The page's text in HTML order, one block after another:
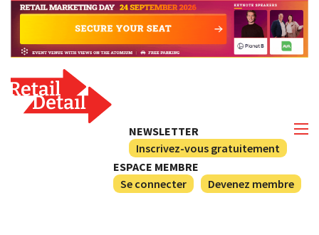
NEWSLETTER
Inscrivez-vous gratuitement
ESPACE MEMBRE
Se connecter
Devenez membre